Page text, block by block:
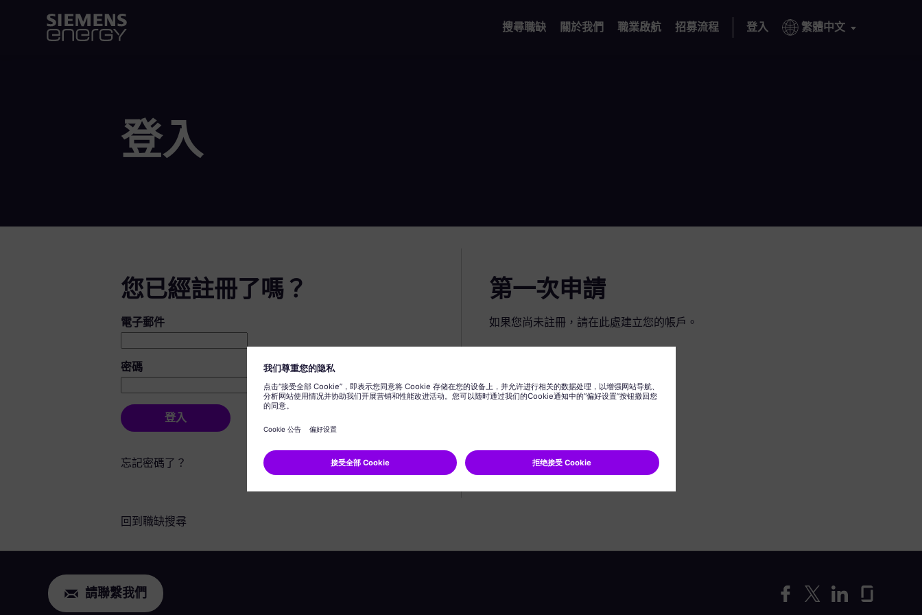
搜尋職缺 關於我們 職業啟航 招募流程 登入 繁體中文
登入
您已經註冊了嗎？
登入：使用者和密碼
電子郵件
密碼
登入
忘記密碼了？
第一次申請
如果您尚未註冊，請在此處建立您的帳戶。
回到職缺搜尋
請聯繫我們